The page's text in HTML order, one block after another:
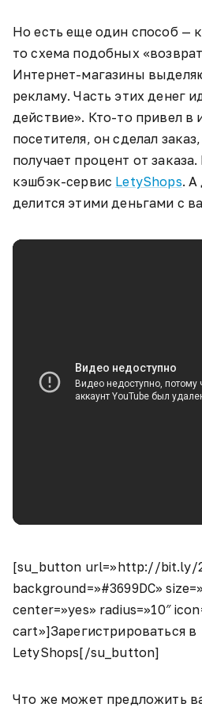
Но есть еще один способ —
то схема подобных
Интернет-магазины
рекламу. Часть этих денег
действие». Кто-то привел в
посетителя, он сделал
получает процент от
кэшбэк-сервис LetyShops. А
делится этими деньгами с
[su_button url=»http://bit.ly/
background=»#3699DC»
center=»yes» radius=»10″
cart»]Зарегистрироваться в
LetyShops[/su_button]
Что же может предложить